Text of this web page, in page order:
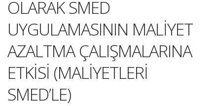
OLARAK SMED
UYGULAMASININ MALİYET
AZALTMA ÇALIŞMALARINA
ETKİSİ (MALİYETLERİ
SMED’LE)